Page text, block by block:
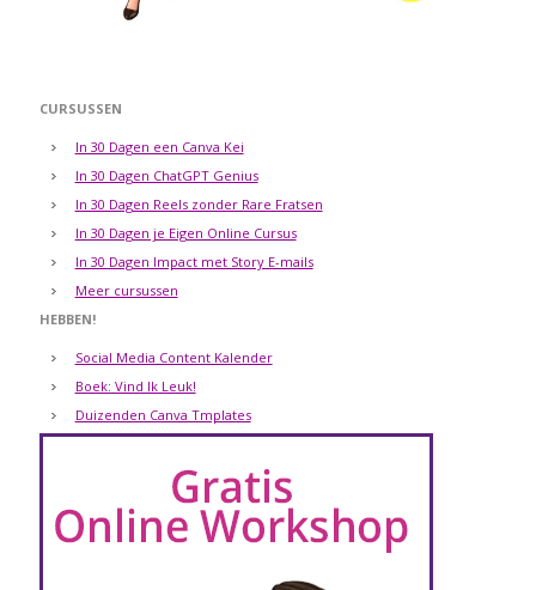
CURSUSSEN
In 30 Dagen een Canva Kei
In 30 Dagen ChatGPT Genius
In 30 Dagen Reels zonder Rare Fratsen
In 30 Dagen je Eigen Online Cursus
In 30 Dagen Impact met Story E-mails
Meer cursussen
HEBBEN!
Social Media Content Kalender
Boek: Vind Ik Leuk!
Duizenden Canva Tmplates